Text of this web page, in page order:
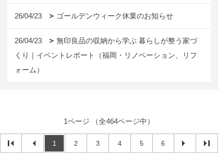
26/04/23 ゴールデンウィーク休業のお知らせ
26/04/23
無印良品の収納から学ぶ 暮らしが整う家づ
くり｜イベントレポート（福岡・リノベーション、リフ
ォーム）
1ページ （全464ページ中）
1 2 3 4 5 6